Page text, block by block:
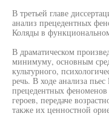
В третьей главе
анализ прецедентных
Коляды в
В драматическом
минимуму, основным
культурного,
речь. В ходе анализа
прецедентных феноменов
героев, передаче
также их ценностной